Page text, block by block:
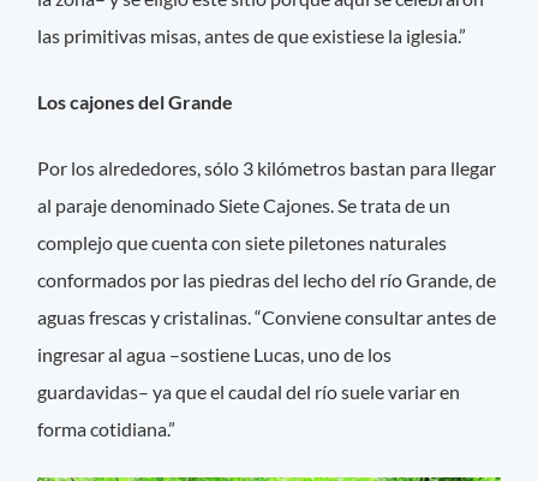
las primitivas misas, antes de que existiese la iglesia.”
Los cajones del Grande
Por los alrededores, sólo 3 kilómetros bastan para llegar
al paraje denominado Siete Cajones. Se trata de un
complejo que cuenta con siete piletones naturales
conformados por las piedras del lecho del río Grande, de
aguas frescas y cristalinas. “Conviene consultar antes de
ingresar al agua –sostiene Lucas, uno de los
guardavidas– ya que el caudal del río suele variar en
forma cotidiana.”